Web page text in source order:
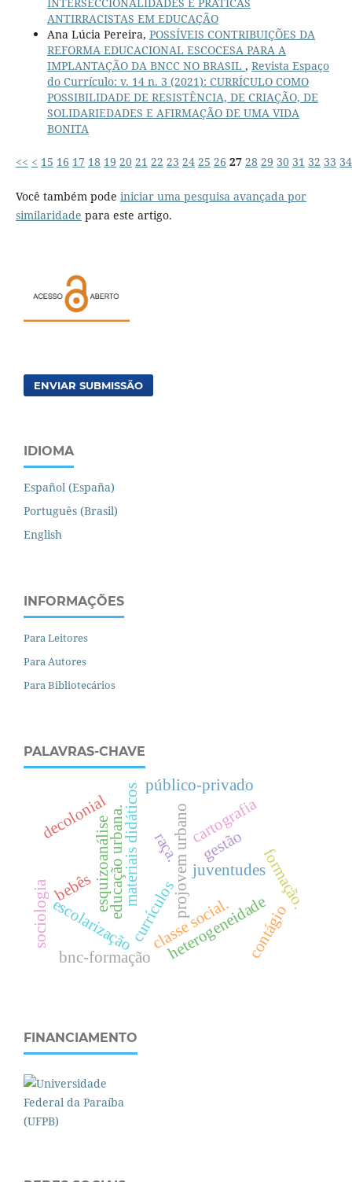
ANTIRRACISTAS EM EDUCAÇÃO
Ana Lúcia Pereira, POSSÍVEIS CONTRIBUIÇÕES DA
REFORMA EDUCACIONAL ESCOCESA PARA A
IMPLANTAÇÃO DA BNCC NO BRASIL , Revista Espaço
do Currículo: v. 14 n. 3 (2021): CURRÍCULO COMO
POSSIBILIDADE DE RESISTÊNCIA, DE CRIAÇÃO, DE
SOLIDARIEDADES E AFIRMAÇÃO DE UMA VIDA
BONITA
<< < 15 16 17 18 19 20 21 22 23 24 25 26 27 28 29 30 31 32 33 34
Você também pode iniciar uma pesquisa avançada por
similaridade para este artigo.
ENVIAR SUBMISSÃO
IDIOMA
Español (España)
Português (Brasil)
English
INFORMAÇÕES
Para Leitores
Para Autores
Para Bibliotecários
PALAVRAS-CHAVE
currículosprojovem urbano
e
d
u
c
a
ç
ã
o
u
r
b
a
n
a
.
c
l
a
s
s
e
s
o
c
i
a
l
.
raça. gestão
juventudes
escolarização heterogeneidade
materiais didáticos público-privado
esquizoanálise formação.
decolonial
bebês
contágio
cartografia
bnc-formação
sociologia
FINANCIAMENTO